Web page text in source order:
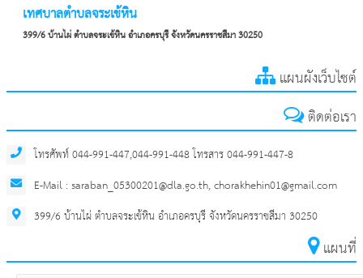
เทศบาลตำบลจระเข้หิน
399/6 บ้านไผ่ ตำบลจระเข้หิน อำเภอครบุรี จังหวัดนครราชสีมา 30250
แผนผังเว็บไซต์
ติดต่อเรา
โทรศัพท์ 044-991-447,044-991-448 โทรสาร 044-991-447-8
E-Mail : saraban_05300201@dla.go.th, chorakhehin01@gmail.com
399/6 บ้านไผ่ ตำบลจระเข้หิน อำเภอครบุรี จังหวัดนครราชสีมา 30250
แผนที่